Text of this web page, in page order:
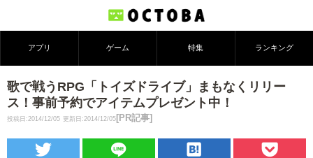
アプリ ゲーム 特集 ランキング
歌で戦うRPG「トイズドライブ」まもなくリリー
ス！事前予約でアイテムプレゼント中！
投稿日:2014/12/05 更新日:2014/12/05 [PR記事]